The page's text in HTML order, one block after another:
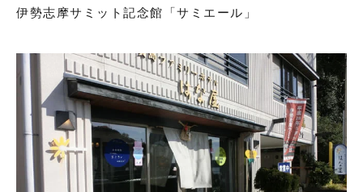
伊勢志摩サミット記念館「サミエール」